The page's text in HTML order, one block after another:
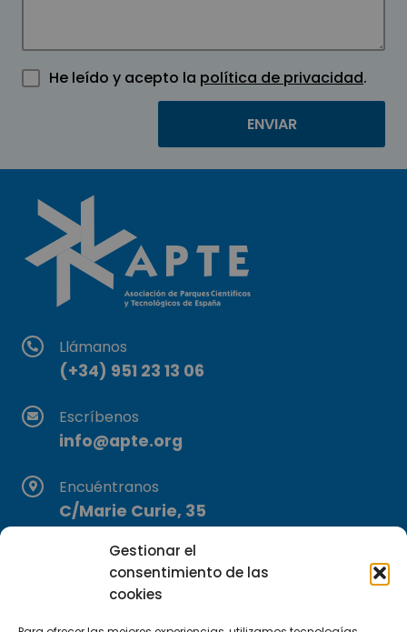
Gestionar el
consentimiento de las
cookies
He leído y acepto la política de privacidad.
Llámanos
(+34) 951 23 13 06
Escríbenos
info@apte.org
Encuéntranos
C/Marie Curie, 35